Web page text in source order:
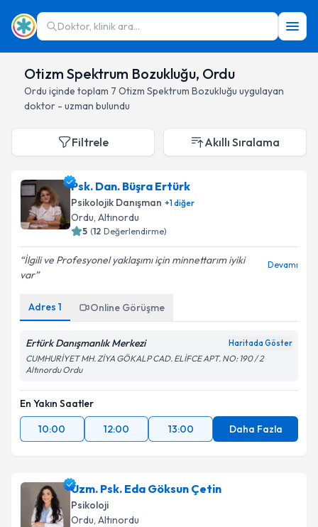
Doktor, klinik ara...
Otizm Spektrum Bozukluğu, Ordu
Ordu içinde toplam 7 Otizm Spektrum Bozukluğu uygulayan
doktor - uzman bulundu
Filtrele Akıllı Sıralama
Psk. Dan. Büşra Ertürk
Psikolojik Danışman +1diğer
Ordu, Altınordu
5 (12 Değerlendirme)
İlgili ve Profesyonel yaklaşımı için minnettarım iyiki
var
Devamı
Adres 1 Online Görüşme
Ertürk Danışmanlık Merkezi Haritada Göster
CUMHURİYET MH. ZİYA GÖKALP CAD. ELİFCE APT. NO: 190 / 2
Altınordu Ordu
En Yakın Saatler
10:00
12:00 13:00 Daha Fazla
Uzm. Psk. Eda Göksun Çetin
Psikoloji
Ordu, Altınordu